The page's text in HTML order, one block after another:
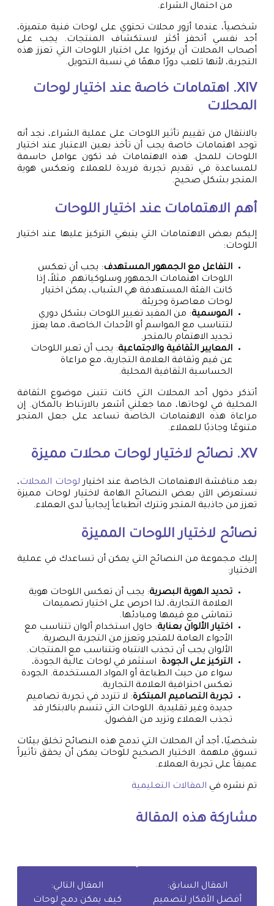
من احتمال الشراء.
شخصياً، عندما أزور محلات تحتوي على لوحات فنية متميزة،
أجد نفسي أتحفز أكثر لاستكشاف المنتجات. يجب على
أصحاب المحلات أن يركزوا على اختيار اللوحات التي تعزز هذه
التجربة، لأنها تلعب دورًا مهمًا في نسبة التحويل.
XIV. اهتمامات خاصة عند اختيار
لوحات
المحلات
بالانتقال من تقييم تأثير اللوحات على عملية الشراء، نجد أنه
توجد اهتمامات خاصة يجب أن تأخذ بعين الاعتبار عند اختيار
اللوحات للمحل. هذه الاهتمامات قد تكون عوامل حاسمة
للمساعدة في تقديم تجربة فريدة للعملاء وتعكس هوية
المتجر بشكل صحيح.
أهم الاهتمامات عند اختيار اللوحات
إليكم بعض الاهتمامات التي ينبغي التركيز عليها عند اختيار
اللوحات:
التفاعل مع الجمهور المستهدف: يجب أن تعكس
اللوحات اهتمامات الجمهور وسلوكياتهم. مثلاً، إذا
كانت الفئة المستهدفة هي الشباب، يمكن اختيار
لوحات معاصرة وجريئة.
الموسمية: من المفيد تغيير اللوحات بشكل دوري
لتتناسب مع المواسم أو الأحداث الخاصة، مما يعزز
تجديد الاهتمام بالمتجر.
المعايير الثقافية والاجتماعية: يجب أن تعبر اللوحات
عن قيم وثقافة العلامة التجارية، مع مراعاة
الحساسية الثقافية المحلية.
أتذكر دخول أحد المحلات التي كانت تتبنى موضوع الثقافة
المحلية في لوحاتها، مما جعلني أشعر بالارتباط بالمكان. إن
مراعاة هذه الاهتمامات الخاصة تساعد على جعل المتجر
متنوعًا وجاذبًا للعملاء.
XV. نصائح لاختيار لوحات محلات مميزة
بعد مناقشة الاهتمامات الخاصة عند اختيار لوحات المحلات،
نستعرض الآن بعض النصائح الهامة لاختيار لوحات مميزة
تعزز من جاذبية المتجر وتترك انطباعاً إيجابياً لدى العملاء.
نصائح لاختيار اللوحات المميزة
إليك مجموعة من النصائح التي يمكن أن تساعدك في عملية
الاختيار:
تحديد الهوية البصرية: يجب أن تعكس اللوحات هوية
العلامة التجارية، لذا احرص على اختيار تصميمات
تتماشى مع قيمها ومبادئها.
اختيار الألوان بعناية: حاول استخدام ألوان تتناسب مع
الأجواء العامة للمتجر وتعزز من التجربة البصرية.
الألوان يجب أن تجذب الانتباه وتتناسب مع المنتجات.
التركيز على الجودة: استثمر في لوحات عالية الجودة،
سواء من حيث الطباعة أو المواد المستخدمة. الجودة
تعكس احترافية العلامة التجارية.
تجربة التصاميم المبتكرة: لا تتردد في تجربة تصاميم
جديدة وغير تقليدية. اللوحات التي تتسم بالابتكار قد
تجذب العملاء وتزيد من الفضول.
شخصيًا، أجد أن المحلات التي تدمج هذه النصائح تخلق بيئات
تسوق ملهمة. الاختيار الصحيح للوحات يمكن أن يحقق تأثيراً
عميقاً على تجربة العملاء.
تم نشره في المقالات التعليمية
مشاركة هذه المقالة
المقال السابق:
أفضل الأفكار لتصميم
المقال التالي:
كيف يمكن دمج لوحات